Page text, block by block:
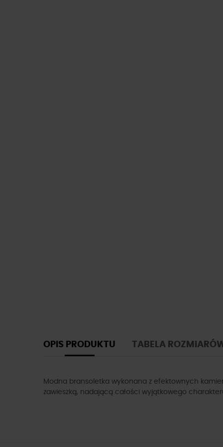
OPIS PRODUKTU TABELA
Modna bransoletka wykonana z efektownych
zawieszką, nadającą całości wyjątkowego